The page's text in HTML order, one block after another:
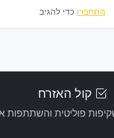
התחברו כדי להגיב
קול האזרח
פוליטית והשתתפות